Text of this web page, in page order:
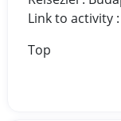
Link to activity
Top